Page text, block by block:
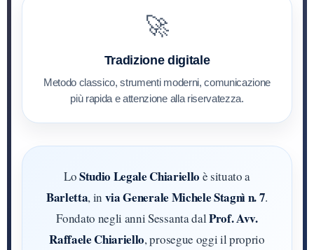
🚀
Tradizione digitale
Metodo classico, strumenti moderni, comunicazione
più rapida e attenzione alla riservatezza.
LoStudio Legale Chiariello è situato a
Barletta, in via Generale Michele Stagnì n. 7.
Fondato negli anni Sessanta dalProf. Avv.
Raffaele Chiariello, prosegue oggi il proprio